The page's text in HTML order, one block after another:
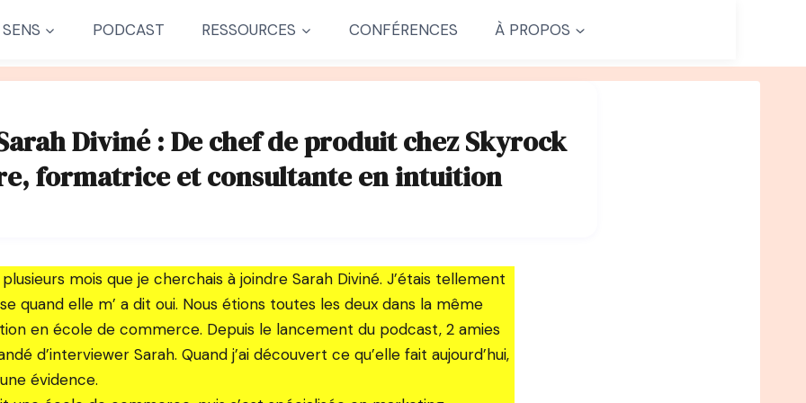
PODCAST RESSOURCES CONFÉRENCES À PROPOS
Diviné : De chef de produit chez Skyrock
formatrice et consultante en intuition
mois que je cherchais à joindre Sarah Diviné. J’étais tellement
quand elle m’ a dit oui. Nous étions toutes les deux dans la même
en école de commerce. Depuis le lancement du podcast, 2 amies
d’interviewer Sarah. Quand j’ai découvert ce qu’elle fait aujourd’hui,
évidence.